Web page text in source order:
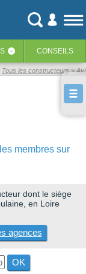
‹ CONSEILS
Tous les constructeurs
membres sur
dont le siège
en Loire
agences
OK